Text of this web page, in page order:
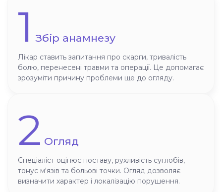
1 Збір анамнезу
Лікар ставить запитання про скарги, тривалість
болю, перенесені травми та операції. Це допомагає
зрозуміти причину проблеми ще до огляду.
2 Огляд
Спеціаліст оцінює поставу, рухливість суглобів,
тонус м'язів та больові точки. Огляд дозволяє
визначити характер і локалізацію порушення.